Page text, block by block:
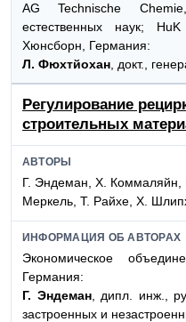
AG Technische
естественных наук;
Хюнсборн, Германия:
Л. Фюхтйохан , докт.,
Регулирование
строительных
АВТОРЫ
Г. Эндеман, Х.
Меркель, Т. Райхе, Х.
ИНФОРМАЦИЯ ОБ АВТОРАХ
Экономическое
Германия:
Г. Эндеман, дипл. инж.,
застроенных и